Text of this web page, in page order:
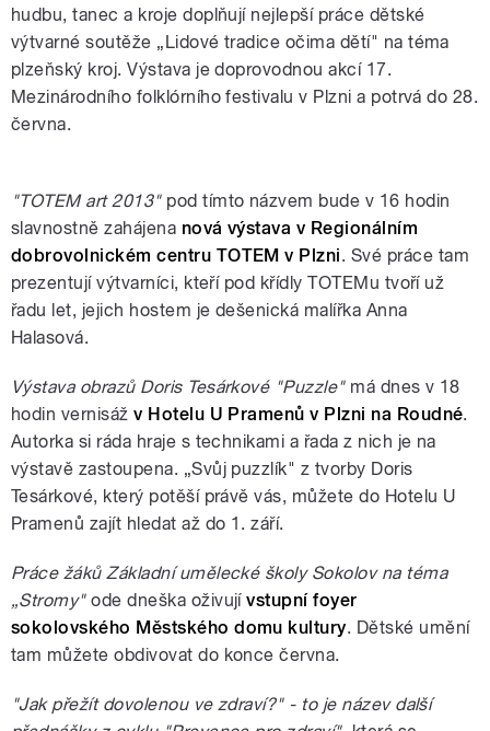
hudbu, tanec a kroje doplňují nejlepší práce dětské
výtvarné soutěže „Lidové tradice očima dětí" na téma
plzeňský kroj. Výstava je doprovodnou akcí 17.
Mezinárodního folklórního festivalu v Plzni a potrvá do 28.
června.
"TOTEM art 2013" pod tímto názvem bude v 16 hodin
slavnostně zahájena nová výstava v Regionálním
dobrovolnickém centru TOTEM v Plzni. Své práce tam
prezentují výtvarníci, kteří pod křídly TOTEMu tvoří už
řadu let, jejich hostem je dešenická malířka Anna
Halasová.
Výstava obrazů Doris Tesárkové "Puzzle"má dnes v 18
hodin vernisážv Hotelu U Pramenů v Plzni na Roudné.
Autorka si ráda hraje s technikami a řada z nich je na
výstavě zastoupena. „Svůj puzzlík" z tvorby Doris
Tesárkové, který potěší právě vás, můžete do Hotelu U
Pramenů zajít hledat až do 1. září.
Práce žáků Základní umělecké školy Sokolov na téma
„Stromy"ode dneška oživujívstupní foyer
sokolovského Městského domu kultury. Dětské umění
tam můžete obdivovat do konce června.
"Jak přežít dovolenou ve zdraví?" - to je název další